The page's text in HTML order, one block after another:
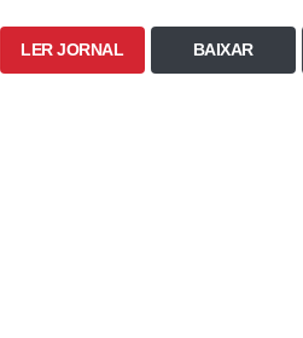
LER JORNAL BAIXAR